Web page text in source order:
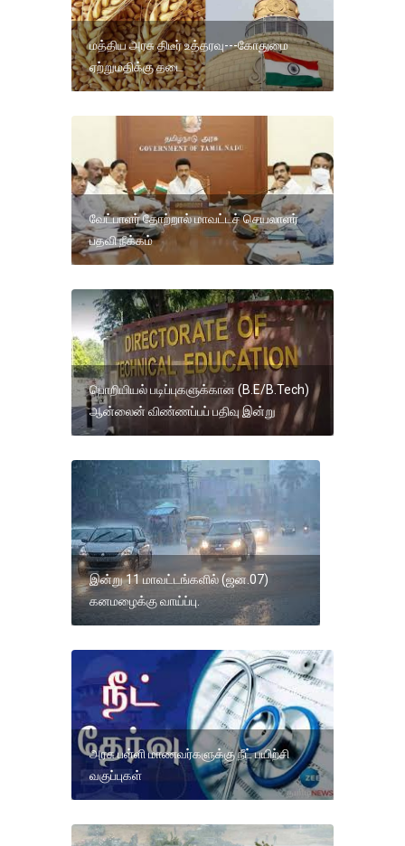
மத்திய அரசு திடீர் உத்தரவு---கோதுமை
ஏற்றுமதிக்கு தடை
வேட்பாளர் தோற்றால் மாவட்டச் செயலாளர்
பதவி நீக்கம்
பொறியியல் படிப்புகளுக்கான (B.E/B.Tech)
ஆன்லைன் விண்ணப்பப் பதிவு இன்று
இன்று 11 மாவட்டங்களில் (ஜன.07)
கனமழைக்கு வாய்ப்பு.
அரசு பள்ளி மாணவர்களுக்கு நீட் பயிற்சி
வகுப்புகள்